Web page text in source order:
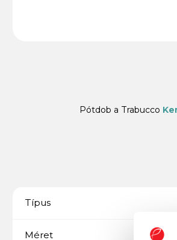
Pótdob a Trabucco
Típus
Méret